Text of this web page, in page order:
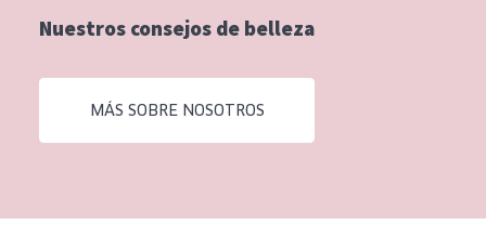
Nuestros consejos de belleza
MÁS SOBRE NOSOTROS